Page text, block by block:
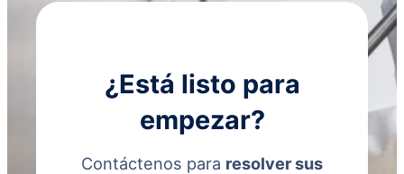
¿Está listo para
empezar?
Contáctenos para resolver sus